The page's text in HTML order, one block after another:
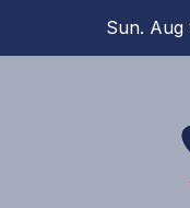
Sun. Aug